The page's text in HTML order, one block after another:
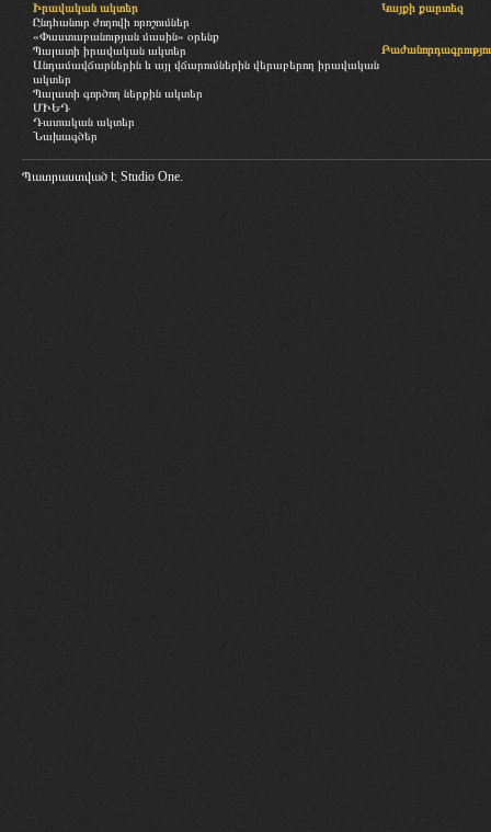
Իրավական ակտեր
Ընդհանուր ժողովի որոշումներ
«Փաստաբանության մասին» օրենք
Պալատի իրավական ակտեր
Անդամավճարներին և այլ վճարումներին վերաբերող իրավական
ակտեր
Պալատի գործող ներքին ակտեր
ՄԻԵԴ
Դատական ակտեր
Նախագծեր
Կայքի քարտեզ
Պատրաստված է Studio One.